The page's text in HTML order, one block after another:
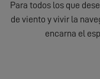
Para todos los que
de viento y vivir la
encarna el